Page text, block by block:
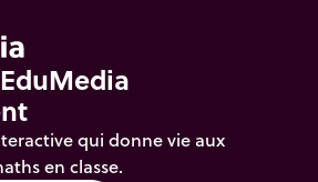
qui donne vie aux
en classe.